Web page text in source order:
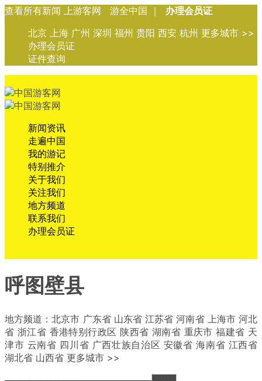
查看所有新闻 上游客网 游全中国 ｜
办理会员证
北京 上海 广州 深圳 福州 贵阳 西安 杭州 更多城市 >>
办理会员证
证件查询
新闻资讯
走遍中国
我的游记
特别推介
关于我们
关注我们
地方频道
联系我们
办理会员证
呼图壁县
地方频道：北京市 广东省 山东省 江苏省 河南省 上海市 河北
省 浙江省 香港特别行政区 陕西省 湖南省 重庆市 福建省 天
津市 云南省 四川省 广西壮族自治区 安徽省 海南省 江西省
湖北省 山西省 更多城市 >>